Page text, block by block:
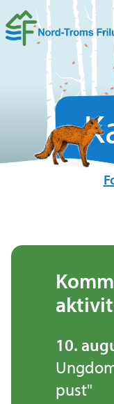
10.
pust"